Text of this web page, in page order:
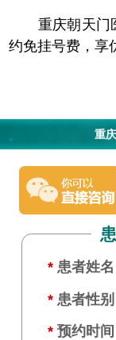
重庆朝天门医
约免挂号费，享
重
* 患者姓名
* 患者性别
* 预约时间